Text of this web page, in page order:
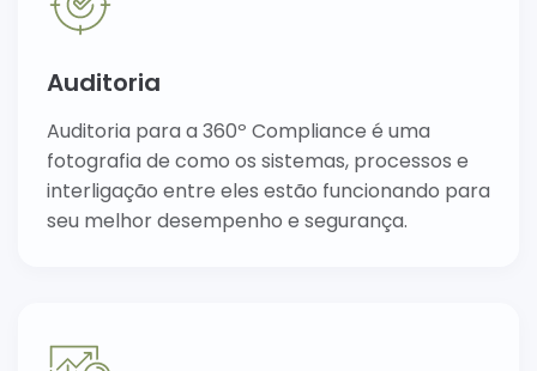
Auditoria
Auditoria para a 360º Compliance é uma
fotografia de como os sistemas, processos e
interligação entre eles estão funcionando para
seu melhor desempenho e segurança.